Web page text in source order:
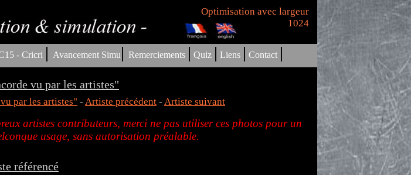
Optimisation avec largeur
1024
- Cricri | Avancement Simu| Remerciements | Quiz | Liens | Contact |
vu par les artistes"
par les artistes" - Artiste précédent - Artiste suivant
artistes contributeurs, merci ne pas utiliser ces photos pour un
usage, sans autorisation préalable.
référencé